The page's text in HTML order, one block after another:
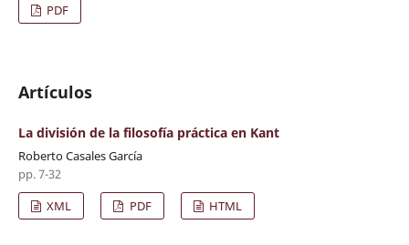
PDF
Artículos
La división de la filosofía práctica en Kant
Roberto Casales García
pp. 7-32
XML
PDF HTML